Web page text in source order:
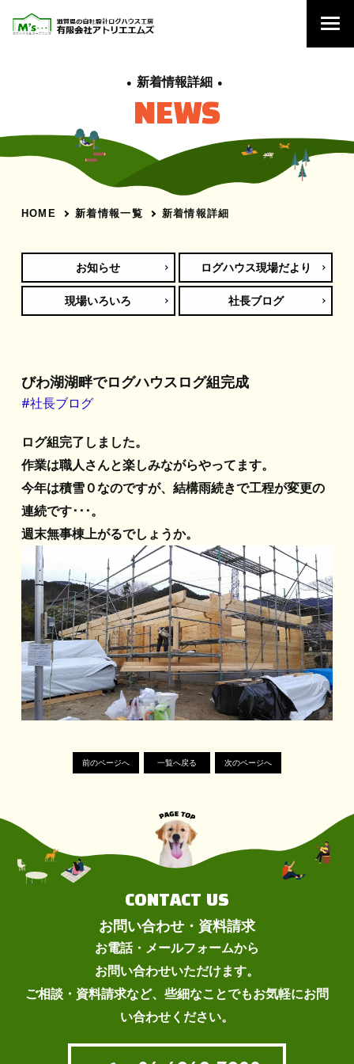
新着情報詳細
NEWS
HOME 新着情報一覧 新着情報詳細
お知らせ ログハウス現場だより
現場いろいろ 社長ブログ
びわ湖湖畔でログハウスログ組完成
#社長ブログ
ログ組完了しました。
作業は職人さんと楽しみながらやってます。
今年は積雪０なのですが、結構雨続きで工程が変更の
連続です･･･。
週末無事棟上がるでしょうか。
前のページへ 一覧へ戻る 次のページへ
CONTACT US
お問い合わせ・資料請求
お電話・メールフォームから
お問い合わせいただけます。
ご相談・資料請求など、些細なことでもお気軽にお問
い合わせください。